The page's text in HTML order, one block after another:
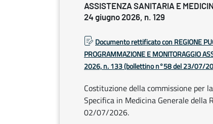
ASSISTENZA SANITARIA E
24 giugno 2026, n. 129
Documento rettificato con REGIONE
PROGRAMMAZIONE E MONITORAGGIO
2026, n. 133 (bollettino n°58 del 23/07/
Costituzione della commissione per
Specifica in Medicina Generale
02/07/2026.